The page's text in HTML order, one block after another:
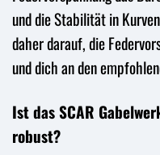
und die Stabilität in
daher darauf, die
und dich an den
Ist das SCAR
robust?